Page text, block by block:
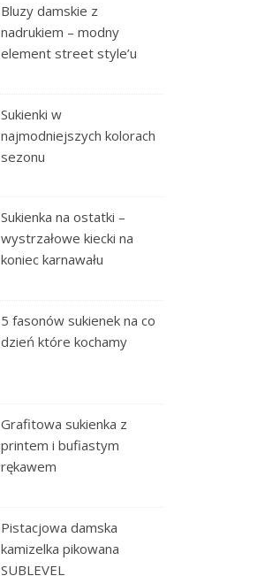
Bluzy damskie z
nadrukiem – modny
element street style’u
Sukienki w
najmodniejszych kolorach
sezonu
Sukienka na ostatki –
wystrzałowe kiecki na
koniec karnawału
5 fasonów sukienek na co
dzień które kochamy
Grafitowa sukienka z
printem i bufiastym
rękawem
Pistacjowa damska
kamizelka pikowana
SUBLEVEL